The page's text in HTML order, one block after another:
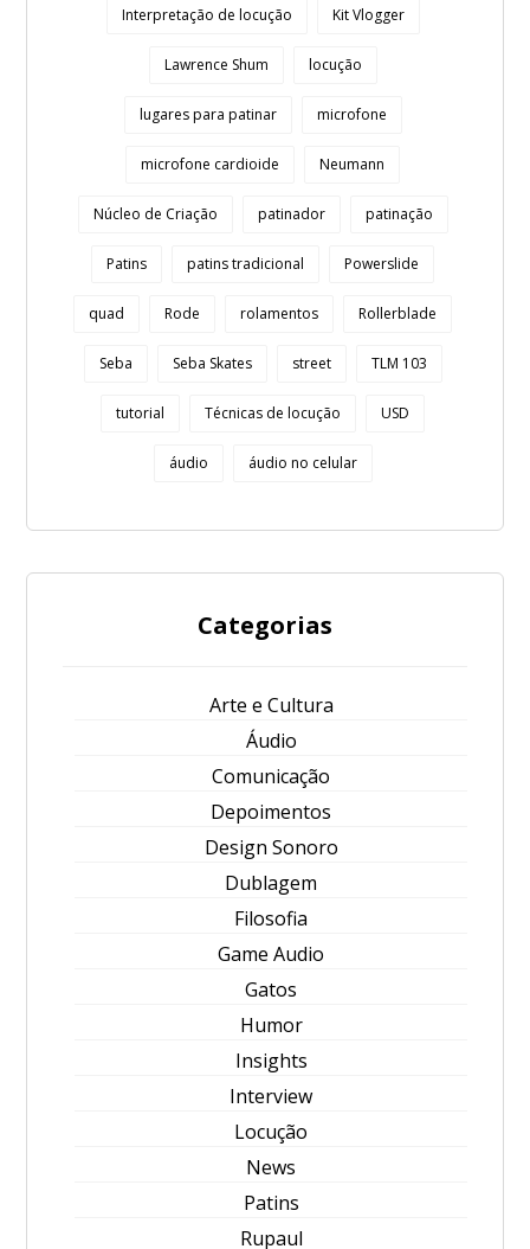
Interpretação de locução Kit Vlogger
Lawrence Shum locução
lugares para patinar microfone
microfone cardioide Neumann
Núcleo de Criação patinador patinação
Patins patins tradicional Powerslide
quad Rode rolamentos Rollerblade
Seba Seba Skates street TLM 103
tutorial Técnicas de locução USD
áudio áudio no celular
Categorias
Arte e Cultura
Áudio
Comunicação
Depoimentos
Design Sonoro
Dublagem
Filosofia
Game Audio
Gatos
Humor
Insights
Interview
Locução
News
Patins
Rupaul